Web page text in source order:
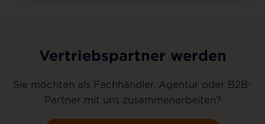
Vertriebspartner werden
Sie möchten als Fachhändler, Agentur oder B2B-
Partner mit uns zusammenarbeiten?